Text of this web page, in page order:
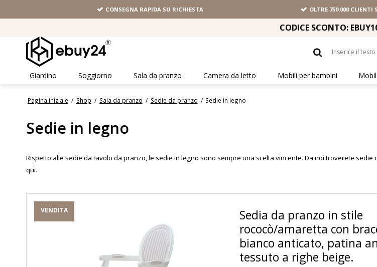
CONSEGNA RAPIDA SU RICHIESTA OLTRE 750.000 CLIENTI
CODICE SCONTO:
Giardino Soggiorno Sala da pranzo Camera da letto Mobili per bambini
Pagina iniziale / Shop / Sala da pranzo / Sedie da pranzo / Sedie in legno
Sedie in legno
Rispetto alle sedie da tavolo da pranzo, le sedie in legno sono sempre una scelta vincente. Da noi troverete sedie
qui.
VENDITA
Sedia da pranzo in stile
rococò/amaretta con
bianco anticato, patina
tessuto a righe beige.